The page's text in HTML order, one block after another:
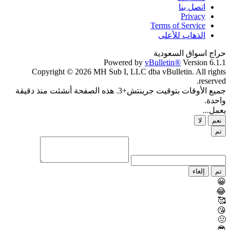
اتصل بنا
Privacy
Terms of Service
الذهاب للأعلى
اسواق السعودية
Powered byvBulletin®Version
Copyright © 2026 MH Sub I, LLC dba vBulletin. All
جميع الأوقات بتوقيت جرينتش+3. هذه الصفحة أنشئت منذ دقيقة
لا
إلغاء